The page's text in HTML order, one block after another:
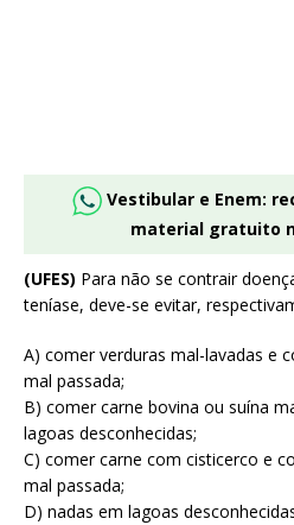
Vestibular e Enem:
material gratuito
(UFES) Para não se contrair
teníase, deve-se evitar,
A) comer verduras mal-lavadas e
mal passada;
B) comer carne bovina ou suína
lagoas desconhecidas;
C) comer carne com cisticerco e
mal passada;
D) nadas em lagoas